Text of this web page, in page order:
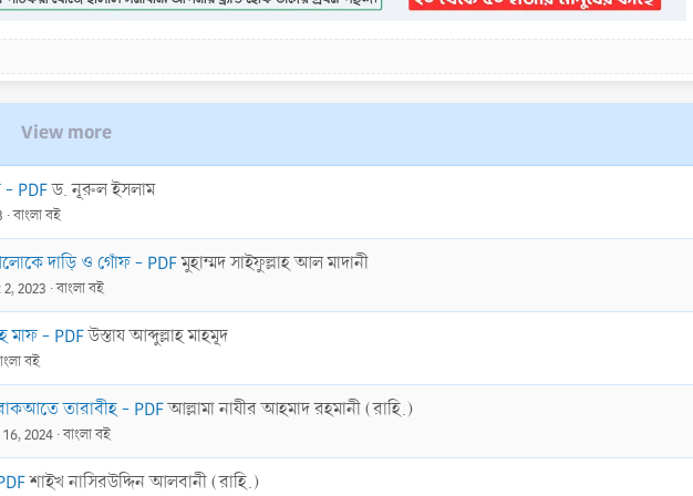
View more
- PDFড. নূরুল ইসলাম
বাংলা বই
দাড়ি ও গোঁফ - PDFমুহাম্মদ সাইফুল্লাহ আল মাদানী
2, 2023 বাংলা বই
মাফ - PDFউস্তায আব্দুল্লাহ মাহমূদ
বই
তারাবীহ - PDFআল্লামা নাযীর আহমাদ রহমানী (রাহি.)
16, 2024 বাংলা বই
শাইখ নাসিরউদ্দিন আলবানী (রাহি.)